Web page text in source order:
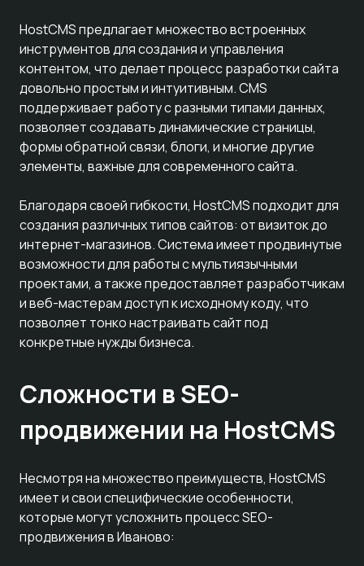
HostCMS предлагает множество встроенных
инструментов для создания и управления
контентом, что делает процесс разработки сайта
довольно простым и интуитивным. CMS
поддерживает работу с разными типами данных,
позволяет создавать динамические страницы,
формы обратной связи, блоги, и многие другие
элементы, важные для современного сайта.
Благодаря своей гибкости, HostCMS подходит для
создания различных типов сайтов: от визиток до
интернет-магазинов. Система имеет продвинутые
возможности для работы с мультиязычными
проектами, а также предоставляет разработчикам
и веб-мастерам доступ к исходному коду, что
позволяет тонко настраивать сайт под
конкретные нужды бизнеса.
Сложности в SEO-
продвижении на HostCMS
Несмотря на множество преимуществ, HostCMS
имеет и свои специфические особенности,
которые могут усложнить процесс SEO-
продвижения в Иваново: